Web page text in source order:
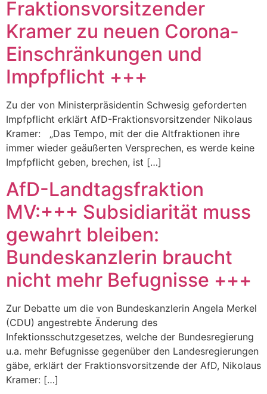
Fraktionsvorsitzender
Kramer zu neuen Corona-
Einschränkungen und
Impfpflicht +++
Zu der von Ministerpräsidentin Schwesig geforderten
Impfpflicht erklärt AfD-Fraktionsvorsitzender Nikolaus
Kramer: „Das Tempo, mit der die Altfraktionen ihre
immer wieder geäußerten Versprechen, es werde keine
Impfpflicht geben, brechen, ist […]
AfD-Landtagsfraktion
MV:+++ Subsidiarität muss
gewahrt bleiben:
Bundeskanzlerin braucht
nicht mehr Befugnisse +++
Zur Debatte um die von Bundeskanzlerin Angela Merkel
(CDU) angestrebte Änderung des
Infektionsschutzgesetzes, welche der Bundesregierung
u.a. mehr Befugnisse gegenüber den Landesregierungen
gäbe, erklärt der Fraktionsvorsitzende der AfD, Nikolaus
Kramer: […]